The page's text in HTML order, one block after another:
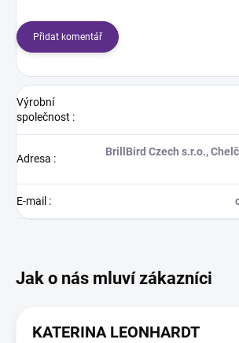
Přidat komentář
Výrobní
společnost :
Adresa :
BrillBird Czech s.r.o.,
E-mail :
KATERINA LEONHARDT